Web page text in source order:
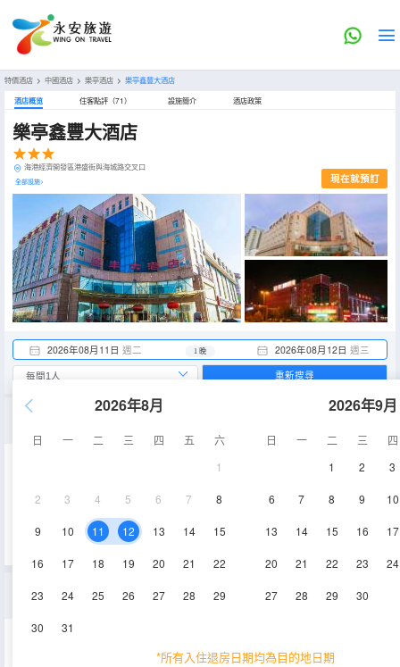
特價酒店 > 中國酒店 > 樂亭酒店 > 樂亭鑫豐大酒店
酒店概览 住客點評（71） 設施簡介 酒店政策
樂亭鑫豐大酒店
海港經濟開發區港盛街與海城路交叉口
全部設施> 現在就預訂
2026年08月11日 週二 2026年08月12日 週三
1 晚
2026年8月
日 一 二 三 四 五
六
1
2 3 4 5 6 7 8
9 10 11 12 13 14 15
16 17 18 19 20 21 22
23 24 25 26 27 28 29
30 31
2026年9月
日 一 二 三
四
1
2 3
6 7 8 9 10
13 14 15 16 17
20 21 22 23 24
27 28 29 30
*所有入住退房日期均為目的地日期
重新搜尋
空調
商務大床房
25㎡ 4層 空調